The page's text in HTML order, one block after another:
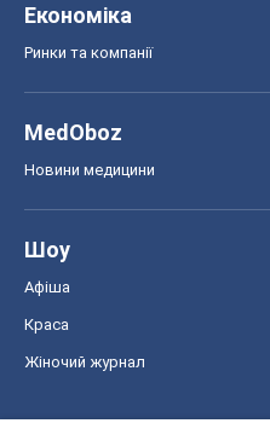
Економіка
Ринки та компанії
MedOboz
Новини медицини
Шоу
Афіша
Краса
Жіночий журнал